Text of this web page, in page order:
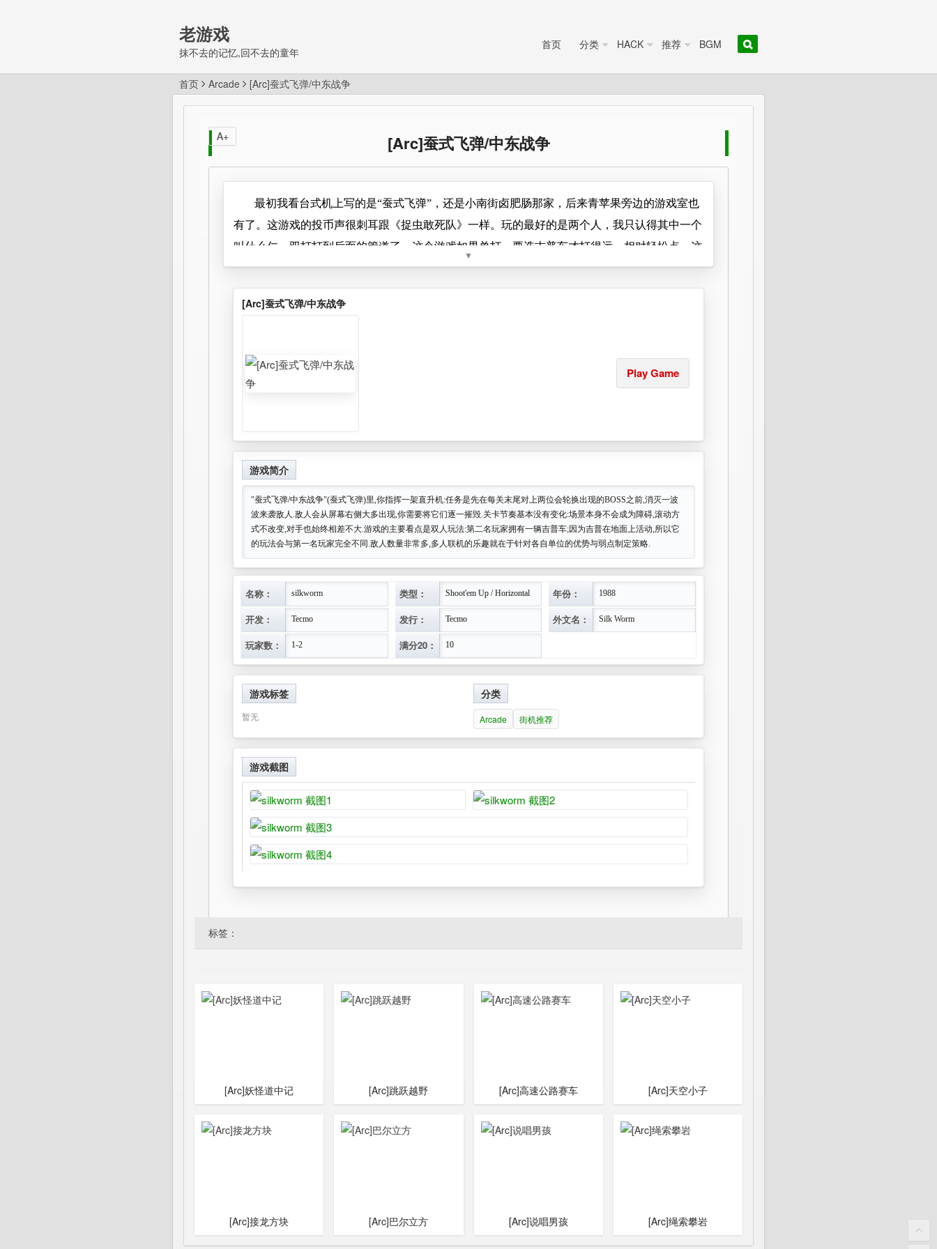
老游戏
抹不去的记忆,回不去的童年
首页 分类 HACK 推荐 BGM
首页 Arcade [Arc]蚕式飞弹/中东战争
[Arc]蚕式飞弹/中东战争
最初我看台式机上写的是“蚕式飞弹”，还是小南街卤肥肠那家，后来青苹果旁边的游戏室也
有了。这游戏的投币声很刺耳跟《捉虫敢死队》一样。玩的最好的是两个人，我只认得其中一个
叫什么仁。双打打到后面的管道了。这个游戏如果单打，要选吉普车才打得远，相对轻松点。这
游戏节奏较快，特点是，你不能冲到前面去，那样敌人会从后面出来。后来江也喜欢玩，玩的还
可以，玩得好不好，要看吉普车的背枪溜不溜
▼
[Arc]蚕式飞弹/中东战争
Play Game
游戏简介
"蚕式飞弹/中东战争"(蚕式飞弹)里,你指挥一架直升机:任务是先在每关末尾对上两位会轮换出现的BOSS之前,消灭一波
波来袭敌人.敌人会从屏幕右侧大多出现,你需要将它们逐一摧毁.关卡节奏基本没有变化:场景本身不会成为障碍,滚动方
式不改变,对手也始终相差不大.游戏的主要看点是双人玩法:第二名玩家拥有一辆吉普车;因为吉普在地面上活动,所以它
的玩法会与第一名玩家完全不同.敌人数量非常多,多人联机的乐趣就在于针对各自单位的优势与弱点制定策略.
名称： silkworm 类型： Shoot'em Up / Horizontal 年份： 1988
开发： Tecmo 发行： Tecmo 外文名： Silk Worm
玩家数： 1-2 满分20： 10
游戏标签
暂无
分类
Arcade 街机推荐
游戏截图
A+
标签：
[Arc]妖怪道中记 [Arc]跳跃越野 [Arc]高速公路赛车 [Arc]天空小子
[Arc]接龙方块 [Arc]巴尔立方 [Arc]说唱男孩 [Arc]绳索攀岩